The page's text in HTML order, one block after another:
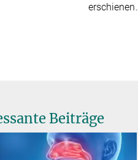
erschienen.
Beiträge